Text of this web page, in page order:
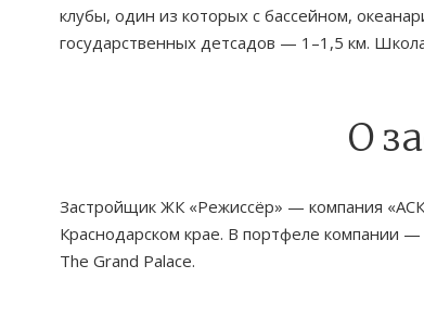
клубы, один из которых с бассейном,
государственных детсадов — 1–1,5 км.
О
Застройщик ЖК «Режиссёр» — компания
Краснодарском крае. В портфеле компании
The Grand Palace.